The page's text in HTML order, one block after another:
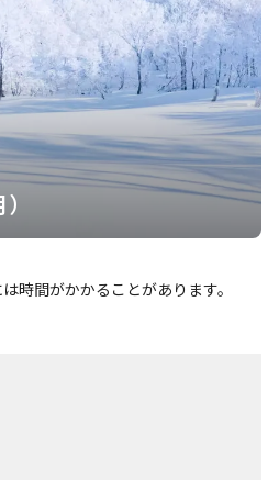
時間がかかることがあります。